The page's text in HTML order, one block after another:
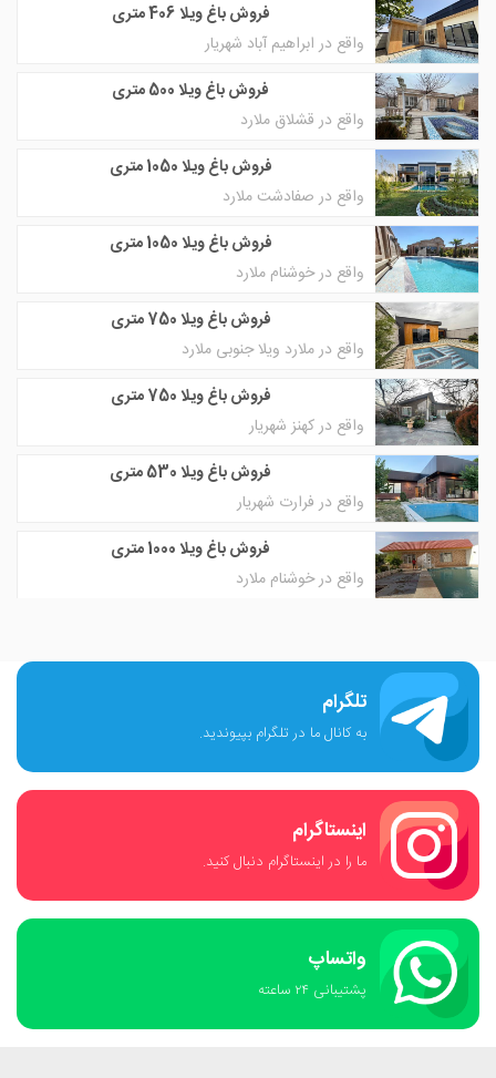
فروش باغ ویلا 406 متری
واقع در ابراهیم آباد شهریار
فروش باغ ویلا 500 متری
واقع در قشلاق ملارد
فروش باغ ویلا 1050 متری
واقع در صفادشت ملارد
فروش باغ ویلا 1050 متری
واقع در خوشنام ملارد
فروش باغ ویلا 750 متری
واقع در ملارد ویلا جنوبی ملارد
فروش باغ ویلا 750 متری
واقع در کهنز شهریار
فروش باغ ویلا 530 متری
واقع در فرارت شهریار
فروش باغ ویلا 1000 متری
واقع در خوشنام ملارد
تلگرام
به کانال ما در تلگرام بپیوندید.
اینستاگرام
ما را در اینستاگرام دنبال کنید.
واتساپ
پشتیبانی ٢۴ ساعته